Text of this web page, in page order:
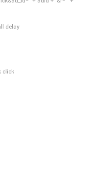
delay
click